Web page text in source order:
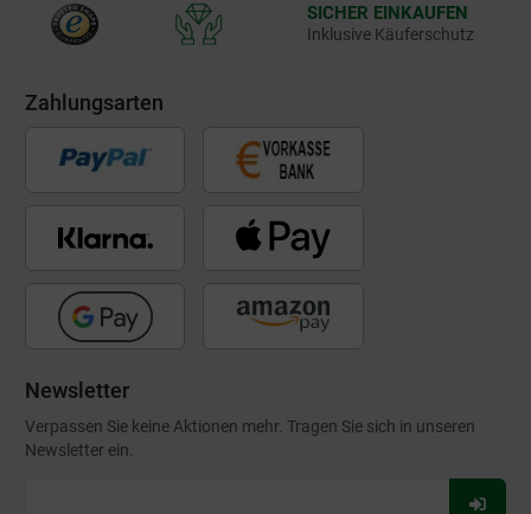
SICHER EINKAUFEN
Inklusive Käuferschutz
Zahlungsarten
Newsletter
Verpassen Sie keine Aktionen mehr. Tragen Sie sich in unseren
Newsletter ein.
Für